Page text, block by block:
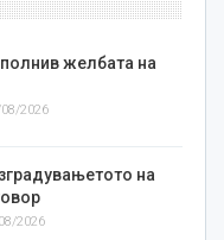
желбата на
2026
на
2026